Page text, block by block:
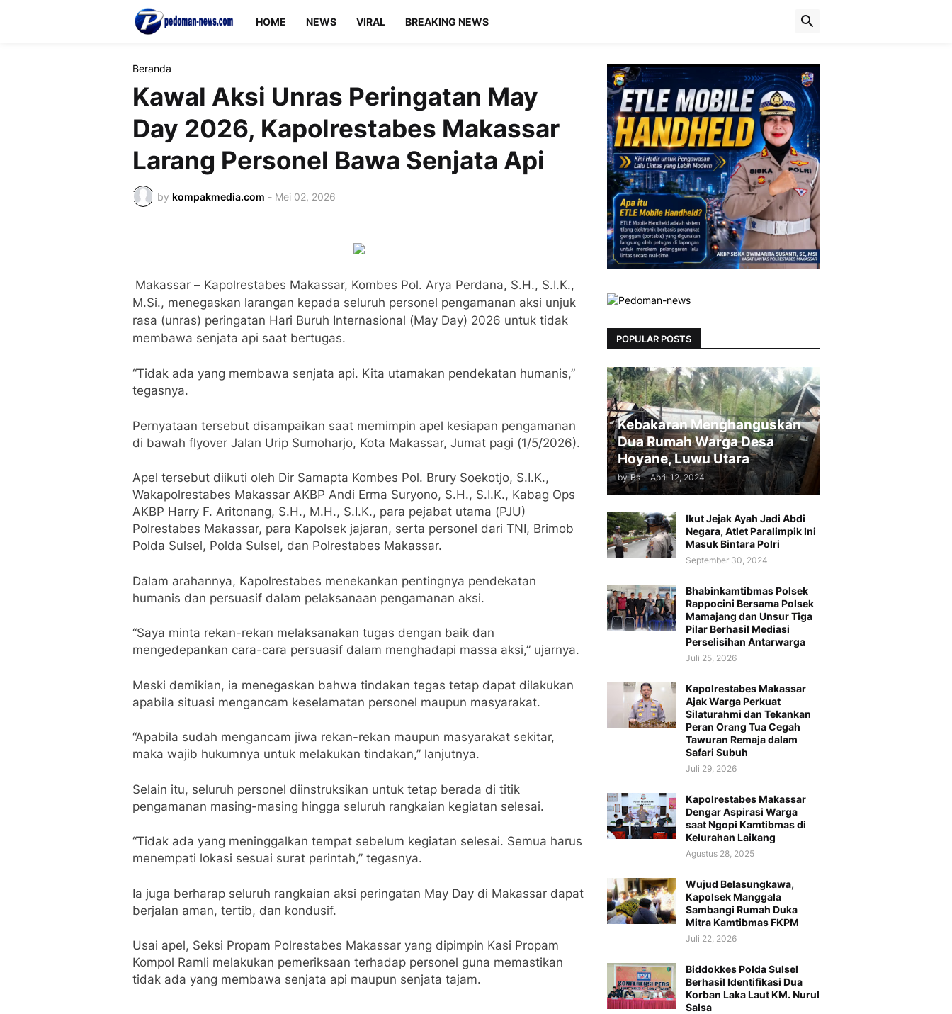
HOME NEWS VIRAL BREAKING NEWS
Beranda
Kawal Aksi Unras Peringatan May
Day 2026, Kapolrestabes Makassar
Larang Personel Bawa Senjata Api
by kompakmedia.com - Mei 02, 2026
Makassar – Kapolrestabes Makassar, Kombes Pol. Arya Perdana, S.H., S.I.K.,
M.Si., menegaskan larangan kepada seluruh personel pengamanan aksi unjuk
rasa (unras) peringatan Hari Buruh Internasional (May Day) 2026 untuk tidak
membawa senjata api saat bertugas.
“Tidak ada yang membawa senjata api. Kita utamakan pendekatan humanis,”
tegasnya.
Pernyataan tersebut disampaikan saat memimpin apel kesiapan pengamanan
di bawah flyover Jalan Urip Sumoharjo, Kota Makassar, Jumat pagi (1/5/2026).
Apel tersebut diikuti oleh Dir Samapta Kombes Pol. Brury Soekotjo, S.I.K.,
Wakapolrestabes Makassar AKBP Andi Erma Suryono, S.H., S.I.K., Kabag Ops
AKBP Harry F. Aritonang, S.H., M.H., S.I.K., para pejabat utama (PJU)
Polrestabes Makassar, para Kapolsek jajaran, serta personel dari TNI, Brimob
Polda Sulsel, Polda Sulsel, dan Polrestabes Makassar.
Dalam arahannya, Kapolrestabes menekankan pentingnya pendekatan
humanis dan persuasif dalam pelaksanaan pengamanan aksi.
“Saya minta rekan-rekan melaksanakan tugas dengan baik dan
mengedepankan cara-cara persuasif dalam menghadapi massa aksi,” ujarnya.
Meski demikian, ia menegaskan bahwa tindakan tegas tetap dapat dilakukan
apabila situasi mengancam keselamatan personel maupun masyarakat.
“Apabila sudah mengancam jiwa rekan-rekan maupun masyarakat sekitar,
maka wajib hukumnya untuk melakukan tindakan,” lanjutnya.
Selain itu, seluruh personel diinstruksikan untuk tetap berada di titik
pengamanan masing-masing hingga seluruh rangkaian kegiatan selesai.
“Tidak ada yang meninggalkan tempat sebelum kegiatan selesai. Semua harus
menempati lokasi sesuai surat perintah,” tegasnya.
Ia juga berharap seluruh rangkaian aksi peringatan May Day di Makassar dapat
berjalan aman, tertib, dan kondusif.
Usai apel, Seksi Propam Polrestabes Makassar yang dipimpin Kasi Propam
Kompol Ramli melakukan pemeriksaan terhadap personel guna memastikan
tidak ada yang membawa senjata api maupun senjata tajam.
POPULAR POSTS
Kebakaran Menghanguskan
Dua Rumah Warga Desa
Hoyane, Luwu Utara
by Bs - April 12, 2024
Ikut Jejak Ayah Jadi Abdi
Negara, Atlet Paralimpik Ini
Masuk Bintara Polri
September 30, 2024
Bhabinkamtibmas Polsek
Rappocini Bersama Polsek
Mamajang dan Unsur Tiga
Pilar Berhasil Mediasi
Perselisihan Antarwarga
Juli 25, 2026
Kapolrestabes Makassar
Ajak Warga Perkuat
Silaturahmi dan Tekankan
Peran Orang Tua Cegah
Tawuran Remaja dalam
Safari Subuh
Juli 29, 2026
Kapolrestabes Makassar
Dengar Aspirasi Warga
saat Ngopi Kamtibmas di
Kelurahan Laikang
Agustus 28, 2025
Wujud Belasungkawa,
Kapolsek Manggala
Sambangi Rumah Duka
Mitra Kamtibmas FKPM
Juli 22, 2026
Biddokkes Polda Sulsel
Berhasil Identifikasi Dua
Korban Laka Laut KM. Nurul
Salsa